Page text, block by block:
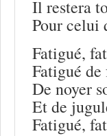
Il restera
Pour celui
Fatigué,
Fatigué
De noyer
Et de
Fatigué,